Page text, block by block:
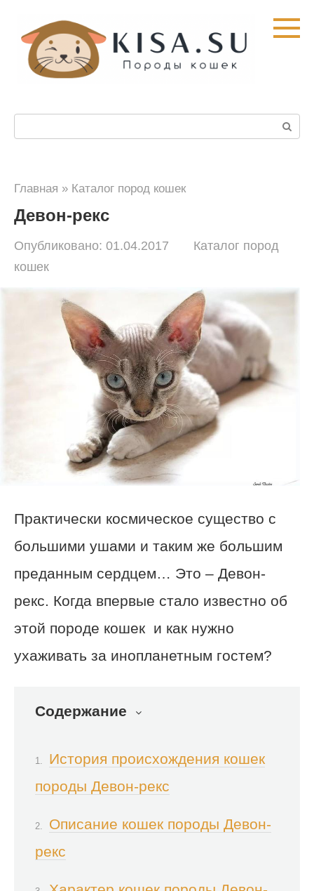
контенту
Главная » Каталог пород кошек
Девон-рекс
Опубликовано: 01.04.2017
Каталог пород
кошек
Практически космическое существо с
большими ушами и таким же большим
преданным сердцем… Это – Девон-
рекс. Когда впервые стало известно об
этой породе кошек и как нужно
ухаживать за инопланетным гостем?
Содержание
История происхождения кошек
породы Девон-рекс
Описание кошек породы Девон-
рекс